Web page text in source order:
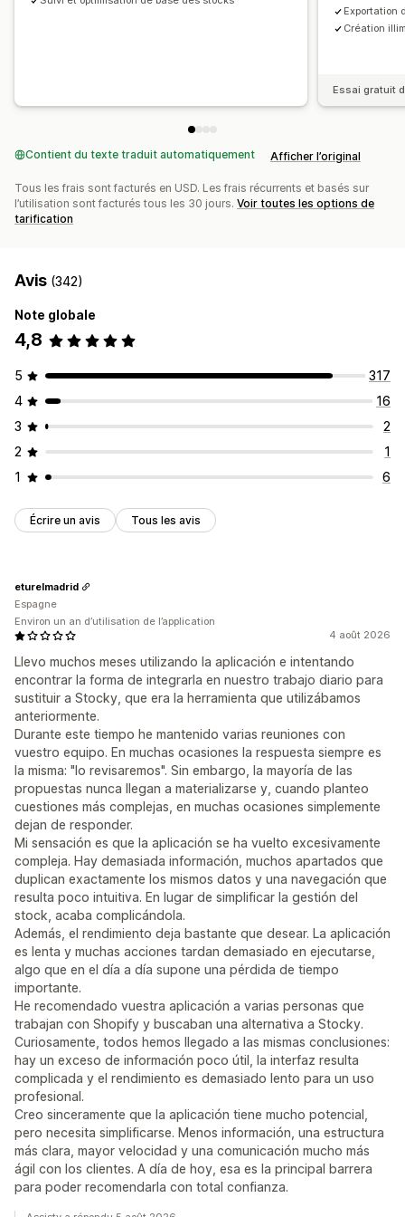
Notifications Exportation
Création
Essai gratuit
Contient du texte traduit automatiquement Afficher l’original
Tous les frais sont facturés en USD. Les frais récurrents et basés sur
l’utilisation sont facturés tous les 30 jours. Voir toutes les options de
tarification
Avis (342)
Note globale
4,8
5
317
4
16
3
2
2
1
1
6
Écrire un avis Tous les avis
4 août 2026
Llevo muchos meses utilizando la aplicación e intentando
encontrar la forma de integrarla en nuestro trabajo diario para
sustituir a Stocky, que era la herramienta que utilizábamos
anteriormente.
Durante este tiempo he mantenido varias reuniones con
vuestro equipo. En muchas ocasiones la respuesta siempre es
la misma: "lo revisaremos". Sin embargo, la mayoría de las
propuestas nunca llegan a materializarse y, cuando planteo
cuestiones más complejas, en muchas ocasiones simplemente
dejan de responder.
Mi sensación es que la aplicación se ha vuelto excesivamente
compleja. Hay demasiada información, muchos apartados que
duplican exactamente los mismos datos y una navegación que
resulta poco intuitiva. En lugar de simplificar la gestión del
stock, acaba complicándola.
Además, el rendimiento deja bastante que desear. La aplicación
es lenta y muchas acciones tardan demasiado en ejecutarse,
algo que en el día a día supone una pérdida de tiempo
importante.
He recomendado vuestra aplicación a varias personas que
trabajan con Shopify y buscaban una alternativa a Stocky.
Curiosamente, todos hemos llegado a las mismas conclusiones:
hay un exceso de información poco útil, la interfaz resulta
complicada y el rendimiento es demasiado lento para un uso
profesional.
Creo sinceramente que la aplicación tiene mucho potencial,
pero necesita simplificarse. Menos información, una estructura
más clara, mayor velocidad y una comunicación mucho más
ágil con los clientes. A día de hoy, esa es la principal barrera
para poder recomendarla con total confianza.
eturelmadrid
Espagne
Environ un an d’utilisation de l’application